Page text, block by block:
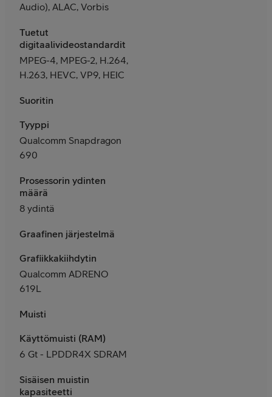
Audio), ALAC, Vorbis
Tuetut
digitaalivideostandardit
MPEG-4, MPEG-2, H.264,
H.263, HEVC, VP9, HEIC
Suoritin
Tyyppi
Qualcomm Snapdragon
690
Prosessorin ydinten
määrä
8 ydintä
Graafinen järjestelmä
Grafiikkakiihdytin
Qualcomm ADRENO
619L
Muisti
Käyttömuisti (RAM)
6 Gt - LPDDR4X SDRAM
Sisäisen muistin
kapasiteetti